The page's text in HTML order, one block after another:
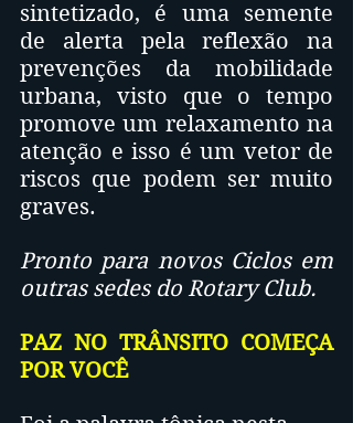
sintetizado, é uma semente
de alerta pela reflexão na
prevenções da mobilidade
urbana, visto que o tempo
promove um relaxamento na
atenção e isso é um vetor de
riscos que podem ser muito
graves.
Pronto para novos Ciclos em
outras sedes do Rotary Club.
PAZ NO TRÂNSITO COMEÇA
POR VOCÊ